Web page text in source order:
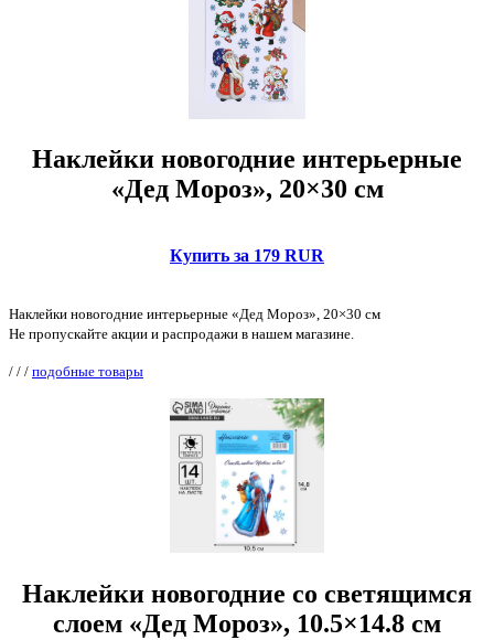
Наклейки новогодние интерьерные
«Дед Мороз», 20×30 см
Купить за 179 RUR
Наклейки новогодние интерьерные «Дед Мороз», 20×30 см
Не пропускайте акции и распродажи в нашем магазине.
/ / / подобные товары
Наклейки новогодние со светящимся
слоем «Дед Мороз», 10.5×14.8 см